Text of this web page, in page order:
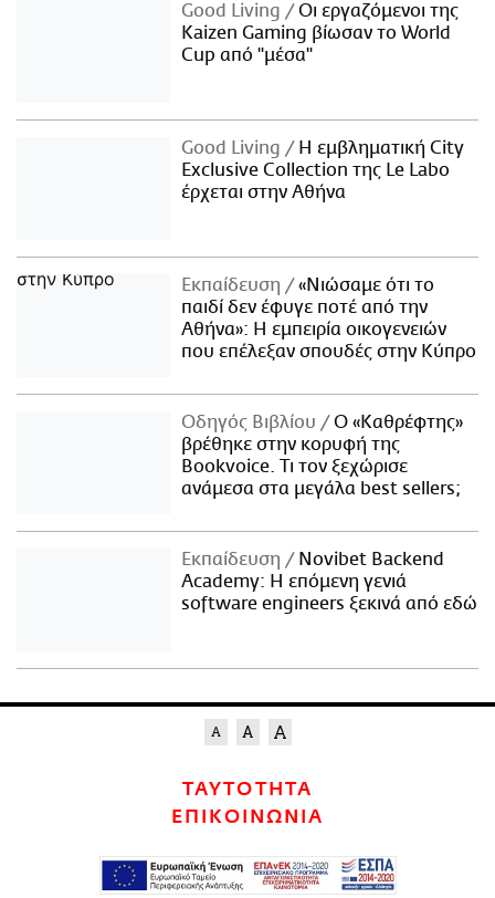
Good Living
Οι εργαζόμενοι της
Kaizen Gaming βίωσαν το World
Cup από "μέσα"
Good Living
Η εμβληματική City
Exclusive Collection της Le Labo
έρχεται στην Αθήνα
Εκπαίδευση
«Νιώσαμε ότι το
παιδί δεν έφυγε ποτέ από την
Αθήνα»: Η εμπειρία οικογενειών
που επέλεξαν σπουδές στην Κύπρο
Οδηγός Βιβλίου
Ο «Καθρέφτης»
βρέθηκε στην κορυφή της
Bookvoice. Τι τον ξεχώρισε
ανάμεσα στα μεγάλα best sellers;
Εκπαίδευση
Novibet Backend
Academy: Η επόμενη γενιά
software engineers ξεκινά από εδώ
ΤΑΥΤΟΤΗΤΑ
ΕΠΙΚΟΙΝΩΝΙΑ